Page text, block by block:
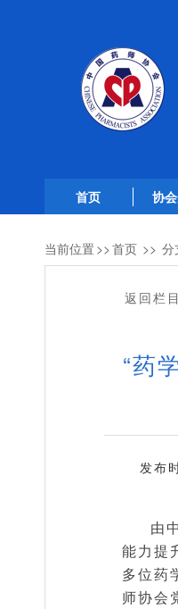
首页 协
当前位置 >>首页 >> 分
返回栏
“药
发布
由
能力提
多位药
师协会